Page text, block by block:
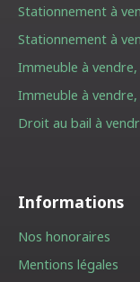
Stationnement à
Stationnement à
Immeuble à vendre,
Immeuble à
Droit au bail à
Informations
Nos honoraires
Mentions légales